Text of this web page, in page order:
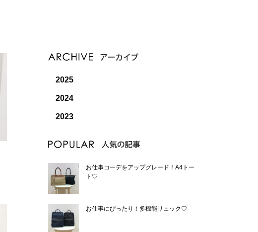
2025
2024
2023
お仕事コーデをアップグレード！A4トー
ト♡
お仕事にぴったり！多機能リュック♡